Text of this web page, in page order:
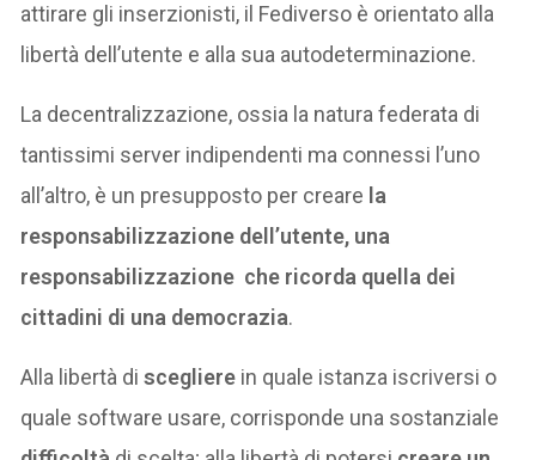
attirare gli inserzionisti, il Fediverso è orientato alla
libertà dell’utente e alla sua autodeterminazione.
La decentralizzazione, ossia la natura federata di
tantissimi server indipendenti ma connessi l’uno
all’altro, è un presupposto per creare la
responsabilizzazione dell’utente, una
responsabilizzazione che ricorda quella dei
cittadini di una democrazia.
Alla libertà discegliere in quale istanza iscriversi o
quale software usare, corrisponde una sostanziale